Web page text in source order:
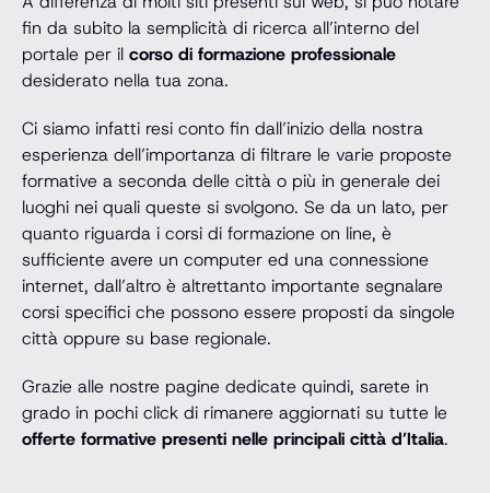
fin da subito la semplicità di ricerca all’interno del
portale per il corso di formazione professionale
desiderato nella tua zona.
Ci siamo infatti resi conto fin dall’inizio della nostra
esperienza dell’importanza di filtrare le varie proposte
formative a seconda delle città o più in generale dei
luoghi nei quali queste si svolgono. Se da un lato, per
quanto riguarda i corsi di formazione on line, è
sufficiente avere un computer ed una connessione
internet, dall’altro è altrettanto importante segnalare
corsi specifici che possono essere proposti da singole
città oppure su base regionale.
Grazie alle nostre pagine dedicate quindi, sarete in
grado in pochi click di rimanere aggiornati su tutte le
offerte formative presenti nelle principali città d’Italia.